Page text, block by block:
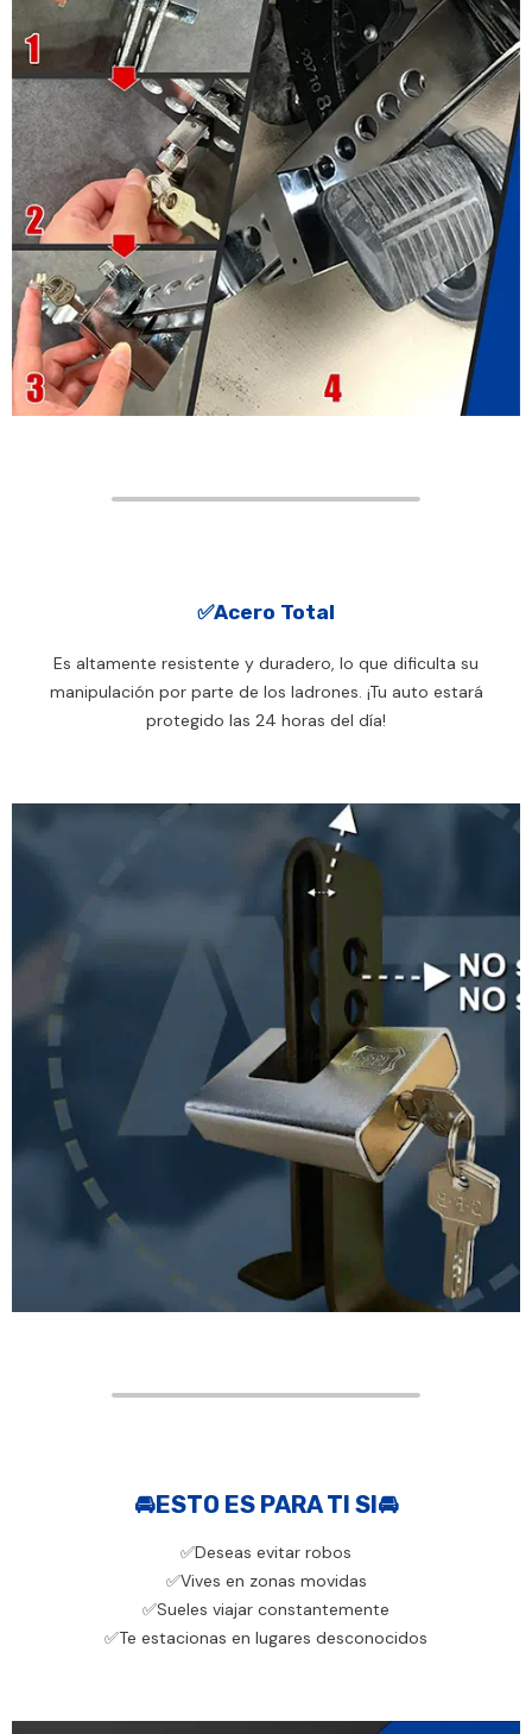
✅Acero Total
Es altamente resistente y duradero, lo que dificulta su
manipulación por parte de los ladrones. ¡Tu auto estará
protegido las 24 horas del día!
🚘ESTO ES PARA TI SI🚘
✅Deseas evitar robos
✅Vives en zonas movidas
✅Sueles viajar constantemente
✅Te estacionas en lugares desconocidos